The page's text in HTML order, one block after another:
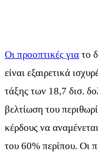
Οι προοπτικές για το
είναι εξαιρετικά
τάξης των 18,7 δισ.
βελτίωση του
κέρδους να
του 60% περίπου. Οι